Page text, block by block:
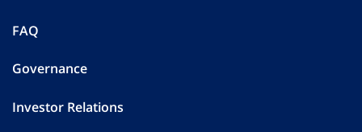
FAQ
Governance
Investor Relations